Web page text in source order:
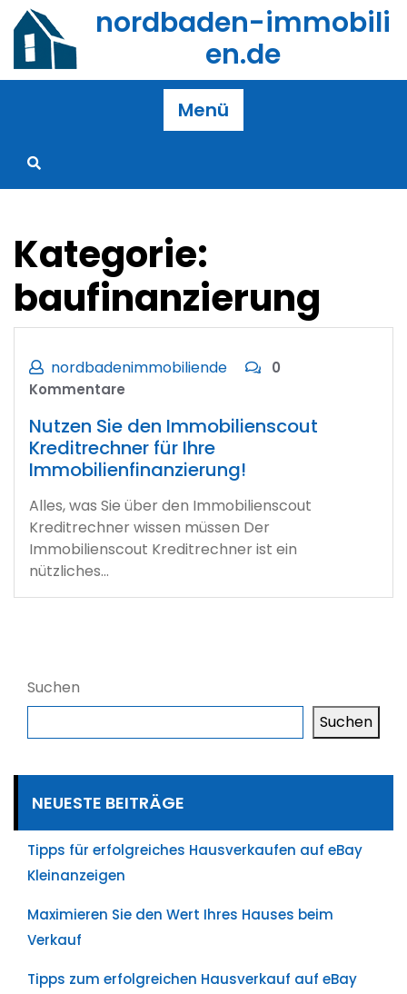
Zum
Inhalt
springen
nordbaden-immobili
en.de
Menü
Kategorie:
baufinanzierung
nordbadenimmobiliende
0
Kommentare
Nutzen Sie den Immobilienscout
Kreditrechner für Ihre
Immobilienfinanzierung!
Alles, was Sie über den Immobilienscout
Kreditrechner wissen müssen Der
Immobilienscout Kreditrechner ist ein
nützliches…
Suchen
Suchen
NEUESTE BEITRÄGE
Tipps für erfolgreiches Hausverkaufen auf eBay
Kleinanzeigen
Maximieren Sie den Wert Ihres Hauses beim
Verkauf
Tipps zum erfolgreichen Hausverkauf auf eBay